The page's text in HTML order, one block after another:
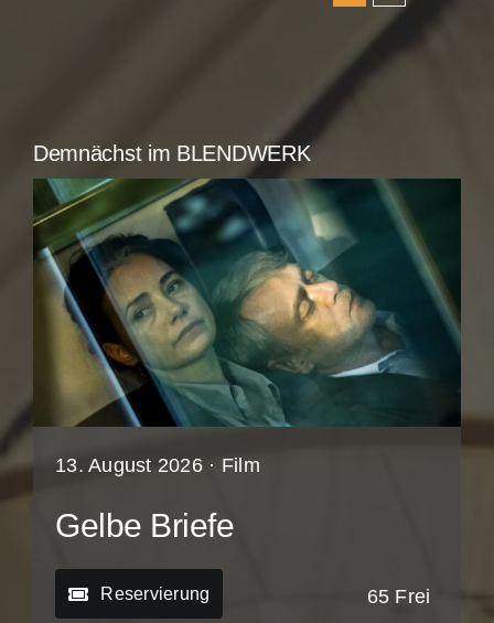
Demnächst im BLENDWERK
13. August 2026 · Film
Gelbe Briefe
Reservierung 65 Frei